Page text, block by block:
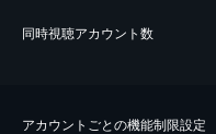
同時視聴アカウント数
アカウントごとの機能制限設定